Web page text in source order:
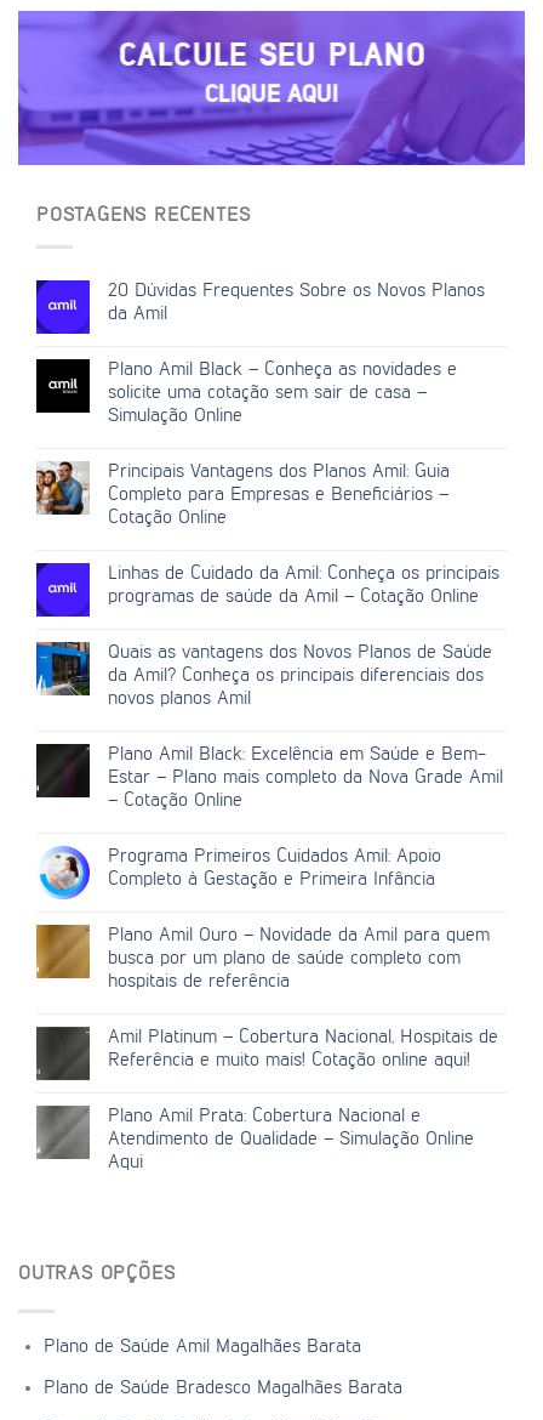
CALCULE SEU PLANO
CLIQUE AQUI
POSTAGENS RECENTES
20 Dúvidas Frequentes Sobre os Novos Planos
da Amil
Plano Amil Black – Conheça as novidades e
solicite uma cotação sem sair de casa –
Simulação Online
Principais Vantagens dos Planos Amil: Guia
Completo para Empresas e Beneficiários –
Cotação Online
Linhas de Cuidado da Amil: Conheça os principais
programas de saúde da Amil – Cotação Online
Quais as vantagens dos Novos Planos de Saúde
da Amil? Conheça os principais diferenciais dos
novos planos Amil
Plano Amil Black: Excelência em Saúde e Bem-
Estar – Plano mais completo da Nova Grade Amil
– Cotação Online
Programa Primeiros Cuidados Amil: Apoio
Completo à Gestação e Primeira Infância
Plano Amil Ouro – Novidade da Amil para quem
busca por um plano de saúde completo com
hospitais de referência
Amil Platinum – Cobertura Nacional, Hospitais de
Referência e muito mais! Cotação online aqui!
Plano Amil Prata: Cobertura Nacional e
Atendimento de Qualidade – Simulação Online
Aqui
OUTRAS OPÇÕES
Plano de Saúde Amil Magalhães Barata
Plano de Saúde Bradesco Magalhães Barata